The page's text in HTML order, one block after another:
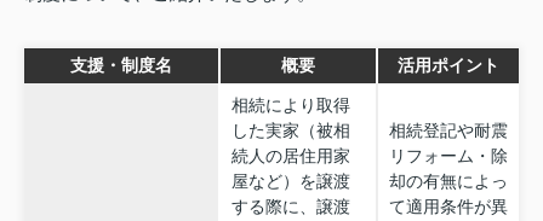
支援・制度名 概要 活用ポイント
相続により取得
した実家（被相
続人の居住用家
屋など）を譲渡
する際に、譲渡
相続登記や耐震
リフォーム・除
却の有無によっ
て適用条件が異